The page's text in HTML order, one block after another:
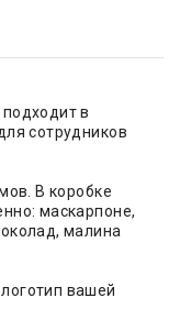
в
сотрудников
В коробке
маскарпоне,
малина
вашей